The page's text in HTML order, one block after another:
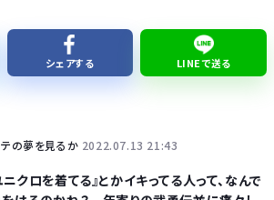
ど…」消費減税で値下がりする分と同じだけ商品を値上げして店頭価格を変えない店も…
シェアする LINEで送る
の夢を見るか 2022.07.13 21:43
クロを着てる』とかイキってる人って、なんで